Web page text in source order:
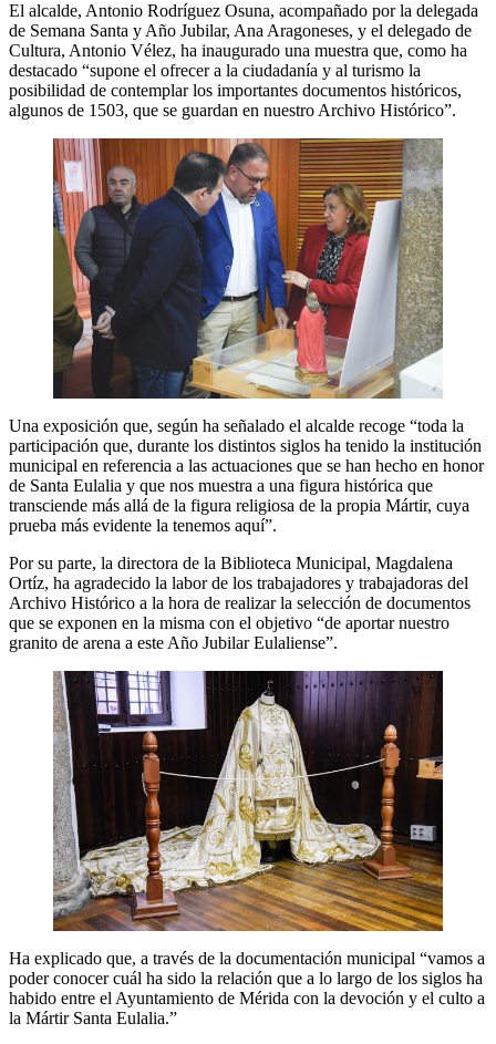
El alcalde, Antonio Rodríguez Osuna, acompañado por la delegada
de Semana Santa y Año Jubilar, Ana Aragoneses, y el delegado de
Cultura, Antonio Vélez, ha inaugurado una muestra que, como ha
destacado “supone el ofrecer a la ciudadanía y al turismo la
posibilidad de contemplar los importantes documentos históricos,
algunos de 1503, que se guardan en nuestro Archivo Histórico”.
Una exposición que, según ha señalado el alcalde recoge “toda la
participación que, durante los distintos siglos ha tenido la institución
municipal en referencia a las actuaciones que se han hecho en honor
de Santa Eulalia y que nos muestra a una figura histórica que
transciende más allá de la figura religiosa de la propia Mártir, cuya
prueba más evidente la tenemos aquí”.
Por su parte, la directora de la Biblioteca Municipal, Magdalena
Ortíz, ha agradecido la labor de los trabajadores y trabajadoras del
Archivo Histórico a la hora de realizar la selección de documentos
que se exponen en la misma con el objetivo “de aportar nuestro
granito de arena a este Año Jubilar Eulaliense”.
Ha explicado que, a través de la documentación municipal “vamos a
poder conocer cuál ha sido la relación que a lo largo de los siglos ha
habido entre el Ayuntamiento de Mérida con la devoción y el culto a
la Mártir Santa Eulalia.”